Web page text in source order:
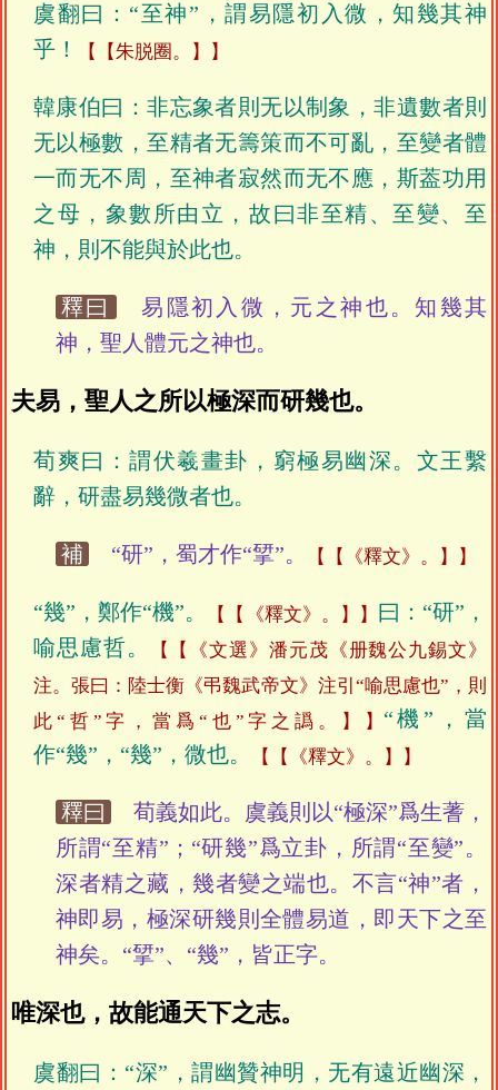
虞翻曰：“至神”，謂易隱初入微，知幾其神
乎！
【朱脱圈。】
韓康伯曰：非忘象者則无以制象，非遺數者則
无以極數，至精者无籌策而不可亂，至變者體
一而无不周，至神者寂然而无不應，斯葢功用
之母，象數所由立，故曰非至精、至變、至
神，則不能與於此也。
釋曰
易隱初入微，元之神也。知幾其
神，聖人體元之神也。
夫易，聖人之所以極深而研幾也。
荀爽曰：謂伏羲畫卦，窮極易幽深。文王繫
辭，研盡易幾微者也。
補 “研”，蜀才作“揅”。 【《釋文》。】
“幾”，鄭作“機”。 【《釋文》。】
曰：“研”，
喻思慮哲。
【《文選》潘元茂《册魏公九錫文》
注。張曰：陸士衡《弔魏武帝文》注引“喻思慮也”，則
此“哲”字，當爲“也”字之譌。】
“機”，當
作“幾”，“幾”，微也。
【《釋文》。】
釋曰
荀義如此。虞義則以“極深”爲生蓍，
所謂“至精”；“研幾”爲立卦，所謂“至變”。
深者精之藏，幾者變之端也。不言“神”者，
神即易，極深研幾則全體易道，即天下之至
神矣。“揅”、“幾”，皆正字。
唯深也，故能通天下之志。
虞翻曰：“深”，謂幽贊神明，无有遠近幽深，